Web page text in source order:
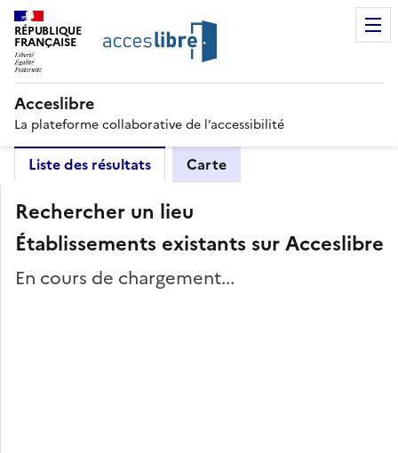
RÉPUBLIQUE
FRANÇAISE
Acceslibre
La plateforme collaborative de l’accessibilité
Liste des résultats Carte
Rechercher un lieu
Établissements existants sur Acceslibre
En cours de chargement...